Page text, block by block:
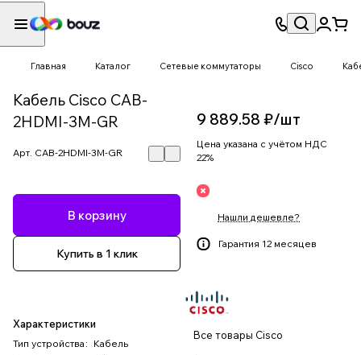
Главная Каталог Сетевые коммутаторы Cisco
Кабель Cisco CAB-
2HDMI-3M-GR
Арт. CAB-2HDMI-3M-GR
В корзину
Купить в 1 клик
Характеристики
Тип устройства : Кабель
9 889.58 ₽/шт
Цена указана с учётом НДС
22%
Нашли дешевле?
Гарантия 12 месяцев
Все товары Cisco